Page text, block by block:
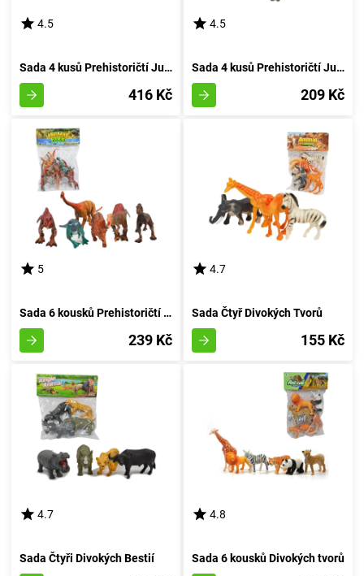
4.5
Sada 4 kusů Prehistoričtí Jurská Bestie
416 Kč
4.5
Sada 4 kusů Prehistoričtí Jurská Doba
209 Kč
5
Sada 6 kousků Prehistoričtí Tvorečci v Pytlíku
239 Kč
4.7
Sada Čtyř Divokých Tvorů
155 Kč
4.7
Sada Čtyři Divokých Bestií
4.8
Sada 6 kousků Divokých tvorů